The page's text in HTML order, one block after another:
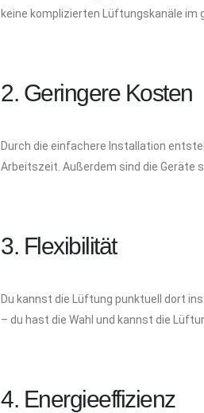
keine komplizierten Lüftungskanäle im
2. Geringere Kosten
Durch die einfachere Installation
Arbeitszeit. Außerdem sind die
3. Flexibilität
Du kannst die Lüftung punktuell dort
– du hast die Wahl und kannst die
4. Energieeffizienz